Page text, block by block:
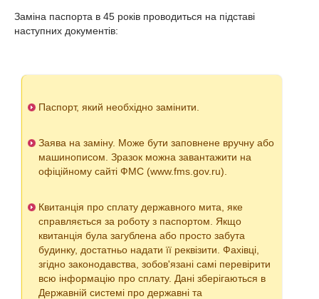
Заміна паспорта в 45 років проводиться на підставі
наступних документів:
Паспорт, який необхідно замінити.
Заява на заміну. Може бути заповнене вручну або
машинописом. Зразок можна завантажити на
офіційному сайті ФМС (www.fms.gov.ru).
Квитанція про сплату державного мита, яке
справляється за роботу з паспортом. Якщо
квитанція була загублена або просто забута
будинку, достатньо надати її реквізити. Фахівці,
згідно законодавства, зобов'язані самі перевірити
всю інформацію про сплату. Дані зберігаються в
Державній системі про державні та